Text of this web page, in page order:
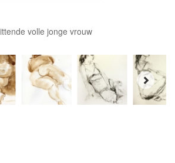
volle jonge vrouw